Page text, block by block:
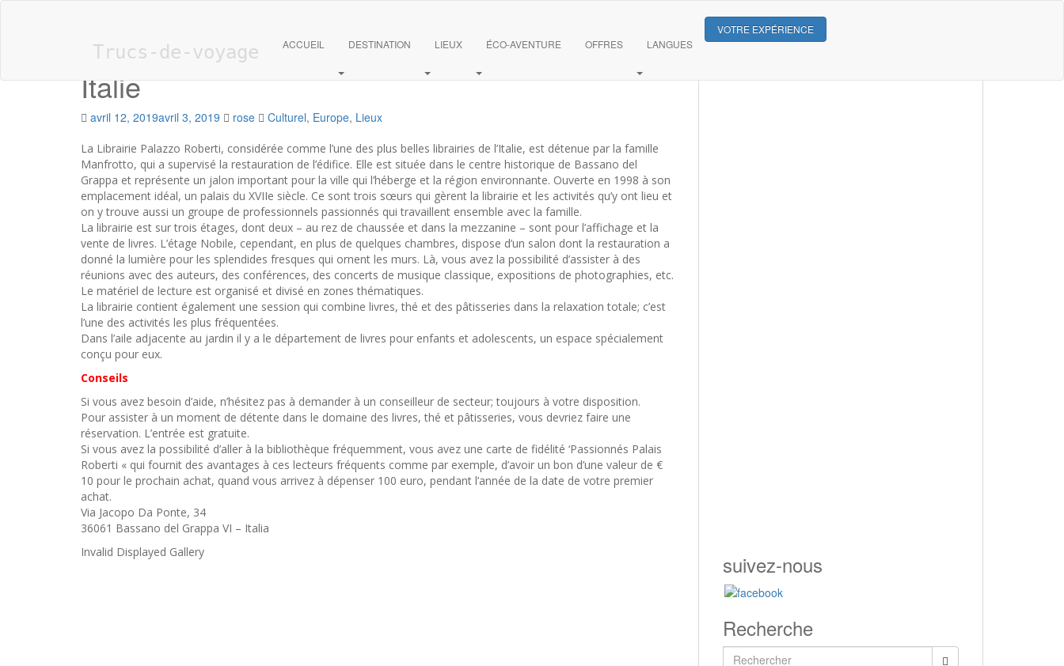
Trucs-de-voyage ACCUEIL DESTINATION LIEUX ÉCO-AVENTURE OFFRES LANGUES
VOTRE EXPÉRIENCE
Librairie Palazzo Roberti, Bassano del Grappa,
Italie
avril 12, 2019avril 3, 2019 rose Culturel, Europe, Lieux
La Librairie Palazzo Roberti, considérée comme l’une des plus belles librairies de l’Italie, est détenue par la famille
Manfrotto, qui a supervisé la restauration de l’édifice. Elle est située dans le centre historique de Bassano del
Grappa et représente un jalon important pour la ville qui l’héberge et la région environnante. Ouverte en 1998 à son
emplacement idéal, un palais du XVIIe siècle. Ce sont trois sœurs qui gèrent la librairie et les activités qu’y ont lieu et
on y trouve aussi un groupe de professionnels passionnés qui travaillent ensemble avec la famille.
La librairie est sur trois étages, dont deux – au rez de chaussée et dans la mezzanine – sont pour l’affichage et la
vente de livres. L’étage Nobile, cependant, en plus de quelques chambres, dispose d’un salon dont la restauration a
donné la lumière pour les splendides fresques qui ornent les murs. Là, vous avez la possibilité d’assister à des
réunions avec des auteurs, des conférences, des concerts de musique classique, expositions de photographies, etc.
Le matériel de lecture est organisé et divisé en zones thématiques.
La librairie contient également une session qui combine livres, thé et des pâtisseries dans la relaxation totale; c’est
l’une des activités les plus fréquentées.
Dans l’aile adjacente au jardin il y a le département de livres pour enfants et adolescents, un espace spécialement
conçu pour eux.
Conseils
Si vous avez besoin d’aide, n’hésitez pas à demander à un conseilleur de secteur; toujours à votre disposition.
Pour assister à un moment de détente dans le domaine des livres, thé et pâtisseries, vous devriez faire une
réservation. L’entrée est gratuite.
Si vous avez la possibilité d’aller à la bibliothèque fréquemment, vous avez une carte de fidélité ‘Passionnés Palais
Roberti « qui fournit des avantages à ces lecteurs fréquents comme par exemple, d’avoir un bon d’une valeur de €
10 pour le prochain achat, quand vous arrivez à dépenser 100 euro, pendant l’année de la date de votre premier
achat.
Via Jacopo Da Ponte, 34
36061 Bassano del Grappa VI – Italia
Invalid Displayed Gallery
suivez-nous
Recherche
Rechercher...